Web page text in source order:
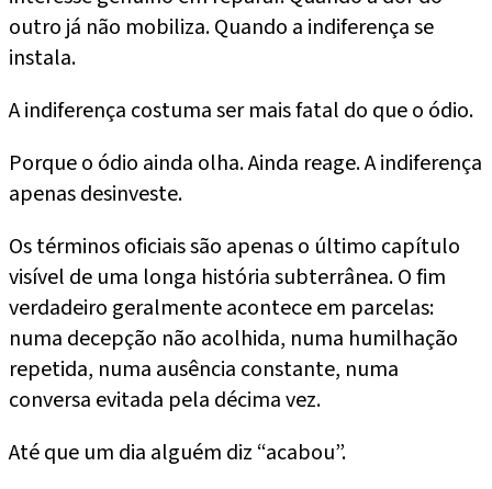
outro já não mobiliza. Quando a indiferença se
instala.
A indiferença costuma ser mais fatal do que o ódio.
Porque o ódio ainda olha. Ainda reage. A indiferença
apenas desinveste.
Os términos oficiais são apenas o último capítulo
visível de uma longa história subterrânea. O fim
verdadeiro geralmente acontece em parcelas:
numa decepção não acolhida, numa humilhação
repetida, numa ausência constante, numa
conversa evitada pela décima vez.
Até que um dia alguém diz “acabou”.